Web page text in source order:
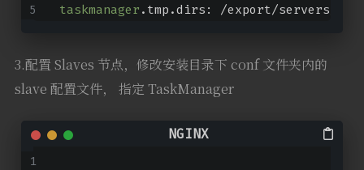
taskmanager .tmp.dirs: /export/servers/
3.配置 Slaves 节点，修改安装目录下 conf 文件夹内的
slave 配置文件， 指定 TaskManager